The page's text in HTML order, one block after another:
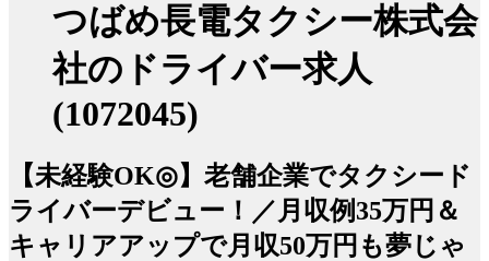
つばめ長電タクシー株式会
社のドライバー求人
(1072045)
【未経験OK◎】老舗企業でタクシード
ライバーデビュー！／月収例35万円＆
キャリアアップで月収50万円も夢じゃ